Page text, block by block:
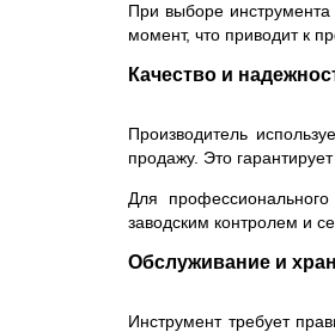
При выборе
момент, что приводит к
Качество и
Производитель
продажу. Это
Для
заводским контролем и
Обслуживание и
Инструмент требует